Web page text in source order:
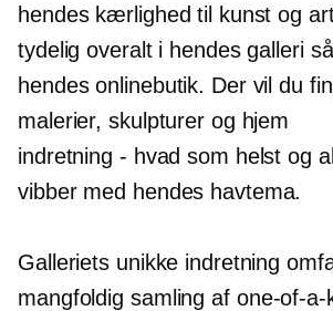
hendes kærlighed til kunst og
tydelig overalt i hendes galleri
hendes onlinebutik. Der vil du
malerier, skulpturer og hjem
indretning - hvad som helst og
vibber med hendes havtema.
Galleriets unikke indretning
mangfoldig samling af one-of-a-